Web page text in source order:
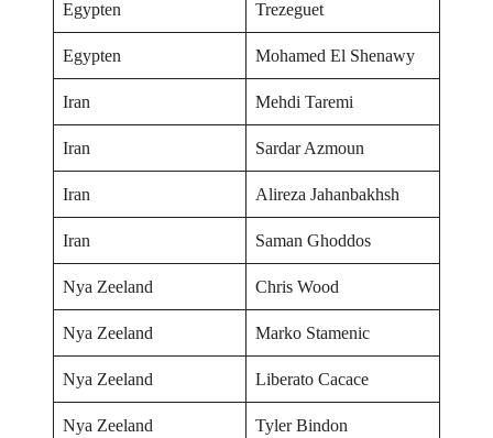
Egypten Trezeguet
Egypten Mohamed El Shenawy
Iran Mehdi Taremi
Iran Sardar Azmoun
Iran Alireza Jahanbakhsh
Iran Saman Ghoddos
Nya Zeeland Chris Wood
Nya Zeeland Marko Stamenic
Nya Zeeland Liberato Cacace
Nya Zeeland Tyler Bindon